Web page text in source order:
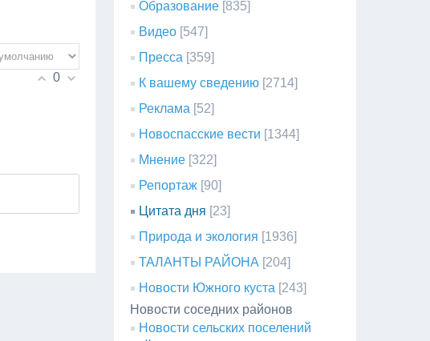
0
Образование [835]
Видео [547]
Пресса [359]
К вашему сведению [2714]
Реклама [52]
Новоспасские вести [1344]
Мнение [322]
Репортаж [90]
Цитата дня [23]
Природа и экология [1936]
ТАЛАНТЫ РАЙОНА [204]
Новости Южного куста [243]
Новости соседних районов
Новости сельских поселений